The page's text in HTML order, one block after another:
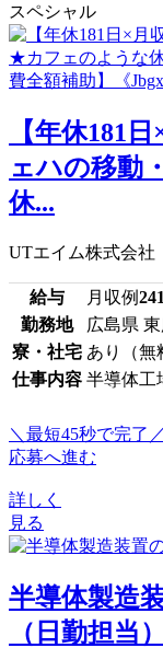
スペシャル
【年休181
ェハの移動
休...
UTエイム株式会社
給与 月収例
勤務地
広島県
寮・社宅 あり（無
仕事内容 半導体工
＼最短45秒で完了／
応募へ進む
詳しく
見る
半導体製造
（日勤担当）